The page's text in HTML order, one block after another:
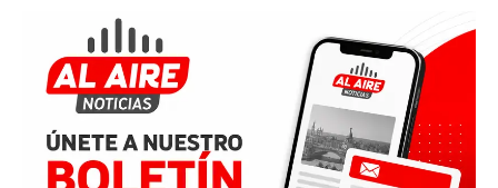
b
o
o
k
at
s
A
p
p
k
p
ar
tir